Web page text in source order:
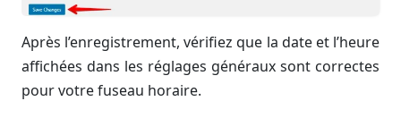
Après l’enregistrement, vérifiez que la date et l’heure
affichées dans les réglages généraux sont correctes
pour votre fuseau horaire.